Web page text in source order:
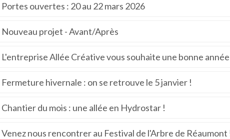
Portes ouvertes : 20 au 22 mars 2026
Nouveau projet - Avant/Après
L'entreprise Allée Créative vous souhaite une bonne
Fermeture hivernale : on se retrouve le 5 janvier !
Chantier du mois : une allée en Hydrostar !
Venez nous rencontrer au Festival de l'Arbre de Réaumont